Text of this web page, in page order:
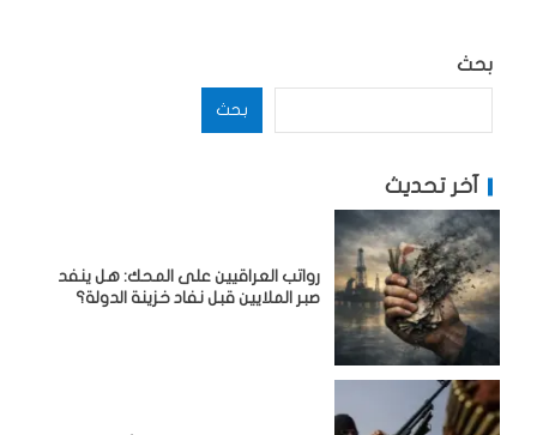
بحث
بحث
آخر تحديث
رواتب العراقيين على المحك: هل ينفد
صبر الملايين قبل نفاد خزينة الدولة؟